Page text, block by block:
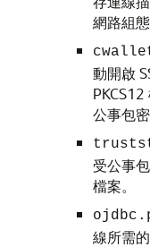
網路組態
動開啟
公事包密
受公事
檔案。
線所需